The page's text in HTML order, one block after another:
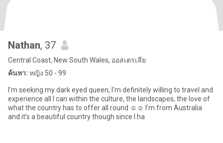
Nathan, 37
Central Coast, New South Wales, ออสเตรเลีย
ค้นหา: หญิง 50 - 99
I’m seeking my dark eyed queen, I’m definitely willing to travel and
experience all I can within the culture, the landscapes, the love of
what the country has to offer all round ☺️☺️ I’m from Australia
and it’s a beautiful country though since I ha